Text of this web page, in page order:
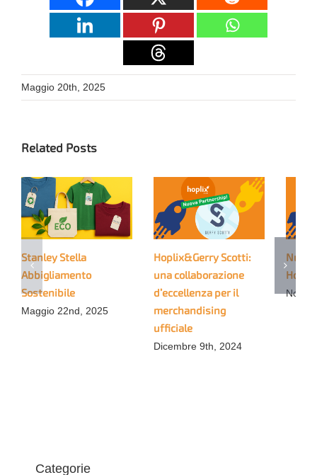
Maggio 20th, 2025
Related Posts
Stanley Stella
Abbigliamento
Sostenibile
Maggio 22nd, 2025
Hoplix&Gerry Scotti:
una collaborazione
d’eccellenza per il
merchandising
ufficiale
Dicembre 9th, 2024
Categorie